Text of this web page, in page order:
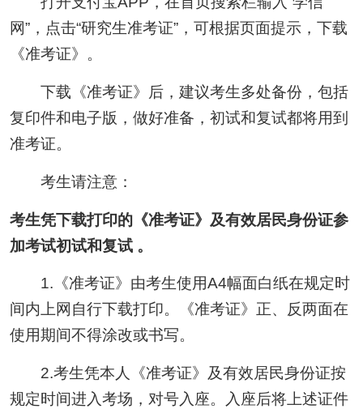
网”，点击“研究生准考证”，可根据页面提示，下载
《准考证》。
下载《准考证》后，建议考生多处备份，包括
复印件和电子版，做好准备，初试和复试都将用到
准考证。
考生请注意：
考生凭下载打印的《准考证》及有效居民身份证参
加考试初试和复试 。
1.《准考证》由考生使用A4幅面白纸在规定时
间内上网自行下载打印。《准考证》正、反两面在
使用期间不得涂改或书写。
2.考生凭本人《准考证》及有效居民身份证按
规定时间进入考场，对号入座。入座后将上述证件